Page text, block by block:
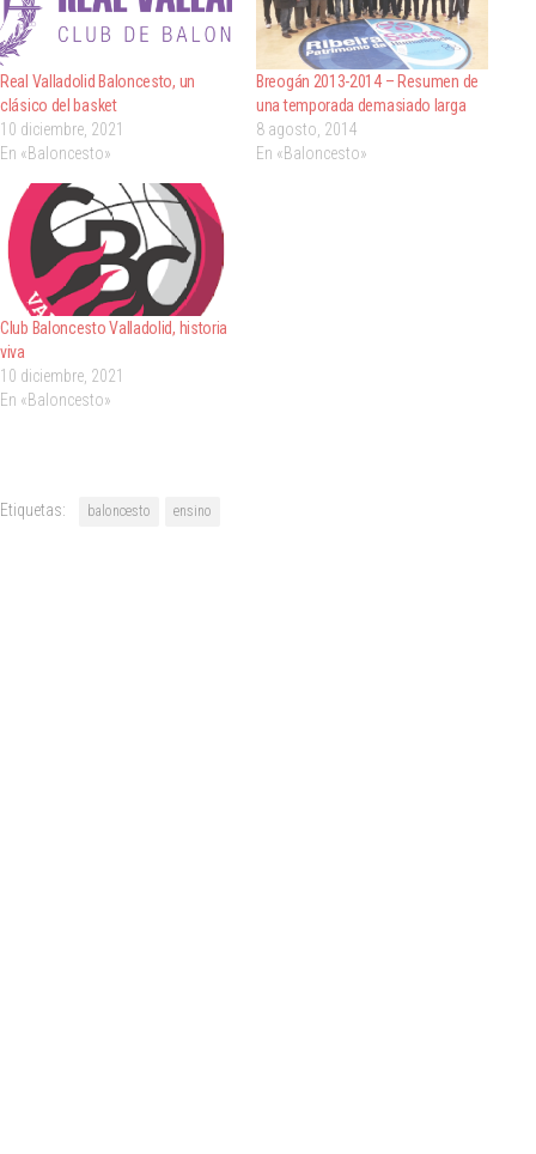
Real Valladolid Baloncesto, un
clásico del basket
10 diciembre, 2021
En «Baloncesto»
Breogán 2013-2014 – Resumen de
una temporada demasiado larga
8 agosto, 2014
En «Baloncesto»
Club Baloncesto Valladolid, historia
viva
10 diciembre, 2021
En «Baloncesto»
Etiquetas: baloncesto ensino